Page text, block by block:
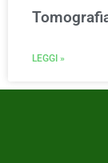
LEGGI »